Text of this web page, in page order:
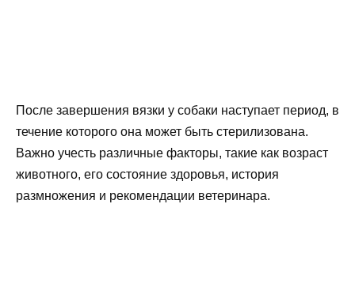
После завершения вязки у собаки наступает период, в
течение которого она может быть стерилизована.
Важно учесть различные факторы, такие как возраст
животного, его состояние здоровья, история
размножения и рекомендации ветеринара.